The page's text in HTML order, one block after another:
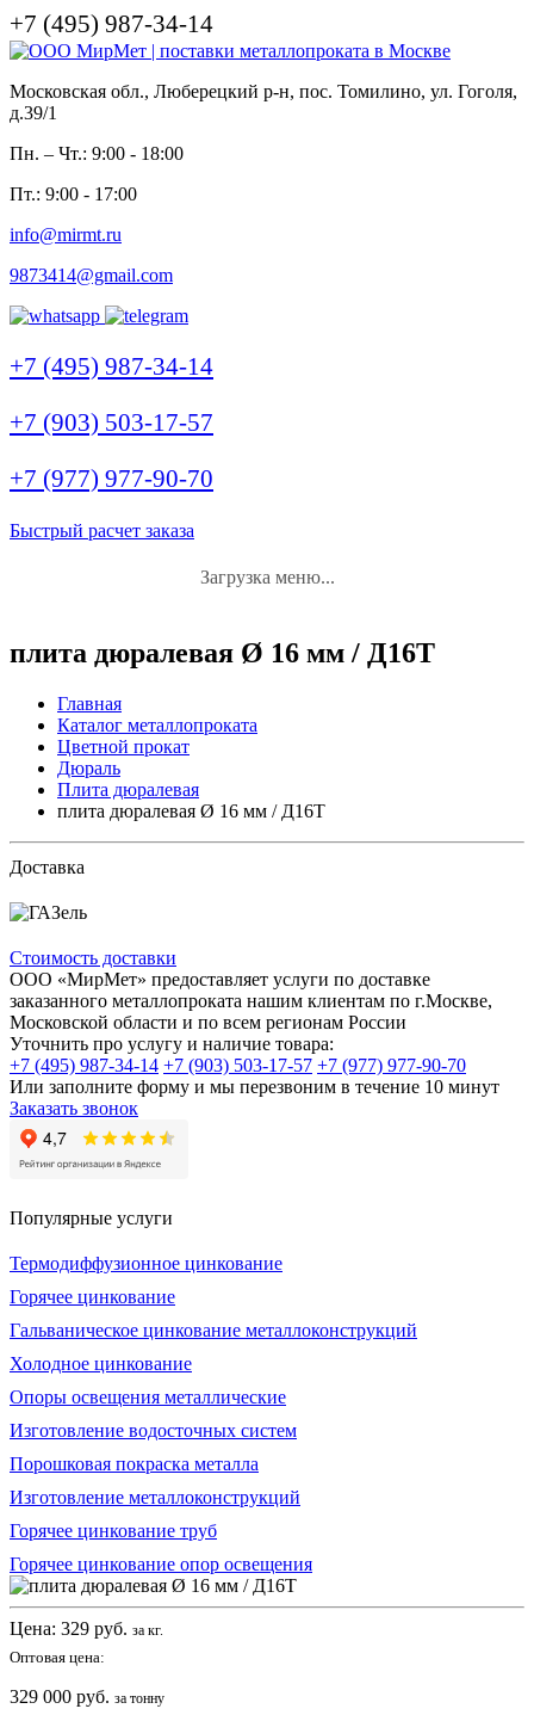
+7 (495) 987-34-14
Московская обл., Люберецкий р-н, пос. Томилино, ул. Гоголя,
д.39/1
Пн. – Чт.: 9:00 - 18:00
Пт.: 9:00 - 17:00
info@mirmt.ru
9873414@gmail.com
+7 (495) 987-34-14
+7 (903) 503-17-57
+7 (977) 977-90-70
Быстрый расчет заказа
Загрузка меню...
плита дюралевая Ø 16 мм / Д16Т
Главная
Каталог металлопроката
Цветной прокат
Дюраль
Плита дюралевая
плита дюралевая Ø 16 мм / Д16Т
Доставка
Стоимость доставки
ООО «МирМет» предоставляет услуги по доставке
заказанного металлопроката нашим клиентам по г.Москве,
Московской области и по всем регионам России
Уточнить про услугу и наличие товара:
+7 (495) 987-34-14 +7 (903) 503-17-57 +7 (977) 977-90-70
Или заполните форму и мы перезвоним в течение 10 минут
Заказать звонок
Популярные услуги
Термодиффузионное цинкование
Горячее цинкование
Гальваническое цинкование металлоконструкций
Холодное цинкование
Опоры освещения металлические
Изготовление водосточных систем
Порошковая покраска металла
Изготовление металлоконструкций
Горячее цинкование труб
Горячее цинкование опор освещения
Цена: 329 руб. за кг.
Оптовая цена:
329 000 руб. за тонну